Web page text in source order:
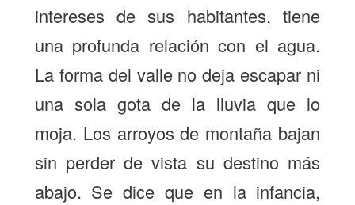
intereses de sus habitantes, tiene
una profunda relación con el agua.
La forma del valle no deja escapar ni
una sola gota de la lluvia que lo
moja. Los arroyos de montaña bajan
sin perder de vista su destino más
abajo. Se dice que en la infancia,